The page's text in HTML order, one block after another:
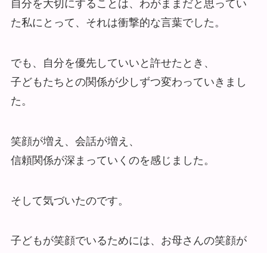
自分を大切にすることは、わがままだと思ってい
た私にとって、それは衝撃的な言葉でした。
でも、自分を優先していいと許せたとき、
子どもたちとの関係が少しずつ変わっていきまし
た。
笑顔が増え、会話が増え、
信頼関係が深まっていくのを感じました。
そして気づいたのです。
子どもが笑顔でいるためには、お母さんの笑顔が